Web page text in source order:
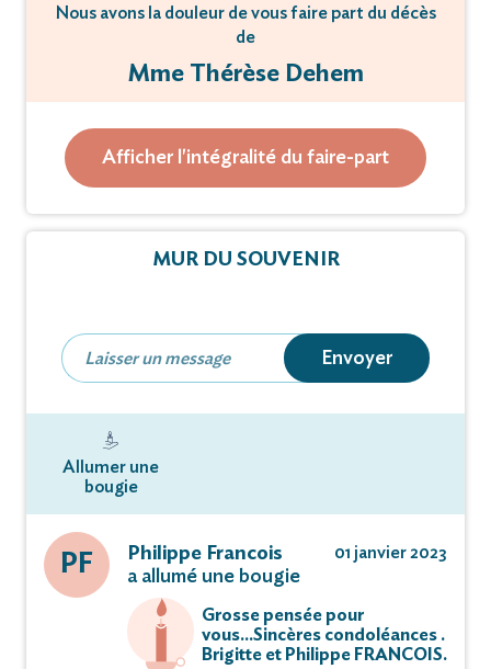
Nous avons la douleur de vous faire part du décès
de
Mme Thérèse Dehem
Le samedi 24 décembre 2022 à Lille, à l’âge de 74
Les funérailles religieuses auront lieu le mardi 3
janvier 2022
l’Assomption de Le Doulieu,
suivies de l’inhumation au cimetière dudit lieu
dans le caveau de famille.
Réunion en l’église à 10 heures.
L’offrande tiendra lieu de condoléances.
Miséricordieux Seigneur, accordez-lui le repos
éternel.
De la part de :
Afficher l'intégralité du faire-part
MUR DU SOUVENIR
Envoyer
Allumer une
bougie
PF
Philippe Francois
a allumé une bougie
01 janvier 2023
Grosse pensée pour
vous...Sincères condoléances .
Brigitte et Philippe FRANCOIS.